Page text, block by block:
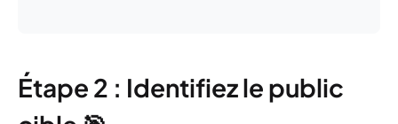
Étape 2 : Identifiez le public